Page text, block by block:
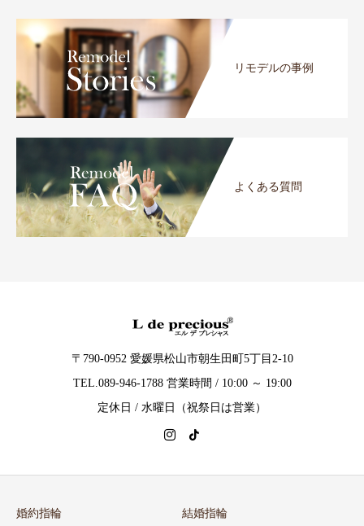
リモデルの事例
よくある質問
〒790-0952 愛媛県松山市朝生田町5丁目2-10
TEL.089-946-1788 営業時間 / 10:00 ～ 19:00
定休日 / 水曜日（祝祭日は営業）
婚約指輪 結婚指輪